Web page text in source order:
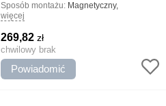
Sposób montażu: Magnetyczny,
uniwersalny
uniwersalny
Typ: Magnetyczny, Z ładowaniem,
Automobilowy, Bezprzewodowy
Najważniejsze cechy:
mocowanie, Regulowany kąt nachylenia,
więcej
269,82zł
chwilowy brak
Powiadomić